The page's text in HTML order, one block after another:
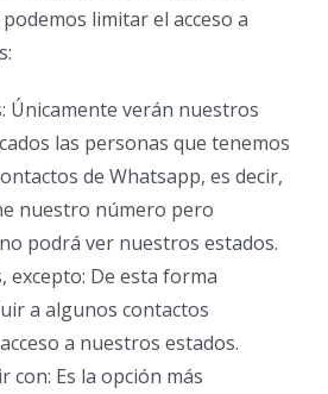
limitar el acceso a
Únicamente verán nuestros
las personas que tenemos
de Whatsapp, es decir,
nuestro número pero
podrá ver nuestros estados.
excepto: De esta forma
a algunos contactos
a nuestros estados.
con: Es la opción más